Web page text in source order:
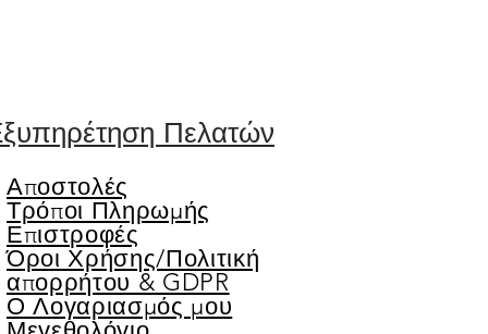
Πελατών
Αποστολές
Τρόποι Πληρωμής
Επιστροφές
Όροι Χρήσης/Πολιτική
απορρήτου & GDPR
Ο Λογαριασμός μου